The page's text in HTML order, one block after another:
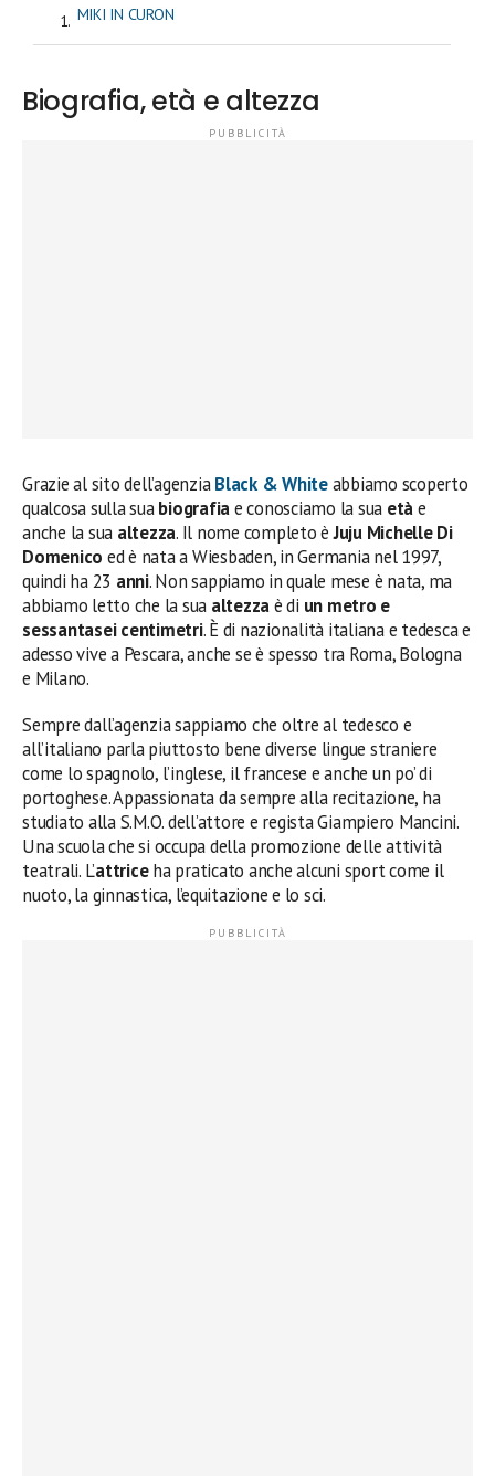
MIKI IN CURON
Biografia, età e altezza
Grazie al sito dell’agenziaBlack & Whiteabbiamo scoperto
qualcosa sulla suabiografiae conosciamo la sua etàe
anche la sua altezza. Il nome completo èJuju Michelle Di
Domenico ed è nata a Wiesbaden, in Germania nel 1997,
quindi ha 23 anni. Non sappiamo in quale mese è nata, ma
abbiamo letto che la sua altezzaè di un metro e
sessantasei centimetri. È di nazionalità italiana e tedesca e
adesso vive a Pescara, anche se è spesso tra Roma, Bologna
e Milano.
Sempre dall’agenzia sappiamo che oltre al tedesco e
all’italiano parla piuttosto bene diverse lingue straniere
come lo spagnolo, l’inglese, il francese e anche un po’ di
portoghese. Appassionata da sempre alla recitazione, ha
studiato alla S.M.O. dell’attore e regista Giampiero Mancini.
Una scuola che si occupa della promozione delle attività
teatrali. L’attriceha praticato anche alcuni sport come il
nuoto, la ginnastica, l’equitazione e lo sci.